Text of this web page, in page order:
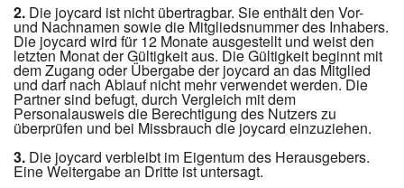
2. Die joycard ist nicht übertragbar. Sie enthält den Vor-
und Nachnamen sowie die Mitgliedsnummer des Inhabers.
Die joycard wird für 12 Monate ausgestellt und weist den
letzten Monat der Gültigkeit aus. Die Gültigkeit beginnt mit
dem Zugang oder Übergabe der joycard an das Mitglied
und darf nach Ablauf nicht mehr verwendet werden. Die
Partner sind befugt, durch Vergleich mit dem
Personalausweis die Berechtigung des Nutzers zu
überprüfen und bei Missbrauch die joycard einzuziehen.
3. Die joycard verbleibt im Eigentum des Herausgebers.
Eine Weitergabe an Dritte ist untersagt.